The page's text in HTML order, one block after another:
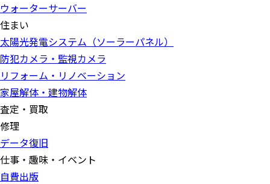
ウォーターサーバー
住まい
太陽光発電システム（ソーラーパネル）
防犯カメラ・監視カメラ
リフォーム・リノベーション
家屋解体・建物解体
査定・買取
修理
データ復旧
仕事・趣味・イベント
自費出版